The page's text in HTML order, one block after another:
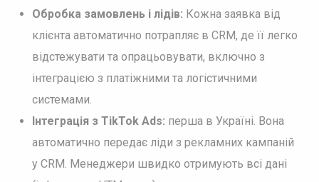
Обробка замовлень і лідів: Кожна заявка від
клієнта автоматично потрапляє в CRM, де її легко
відстежувати та опрацьовувати, включно з
інтеграцією з платіжними та логістичними
системами.
Інтеграція з TikTok Ads: перша в Україні. Вона
автоматично передає ліди з рекламних кампаній
у CRM. Менеджери швидко отримують всі дані